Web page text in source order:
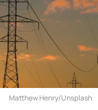
Matthew Henry/Unsplash